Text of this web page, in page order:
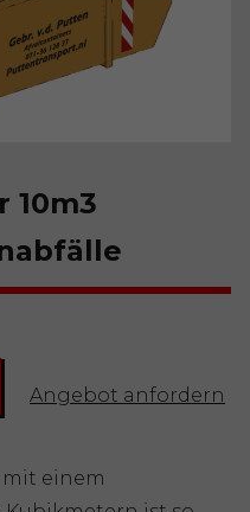
10m3
Angebot anfordern
einem